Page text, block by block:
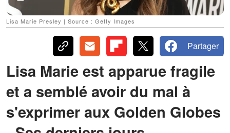
Lisa Marie Presley | Source : Getty Images
Partager
Lisa Marie est apparue fragile
et a semblé avoir du mal à
s'exprimer aux Golden Globes